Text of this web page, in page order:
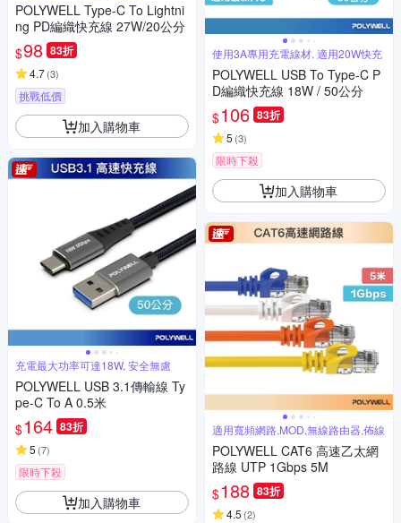
POLYWELL Type-C To Lightni
ng PD編織快充線 27W/20公分
$98 83折
4.7(3)
挑戰低價
加入購物車
充電最大功率可達18W, 安全無慮
POLYWELL USB 3.1傳輸線 Ty
pe-C To A 0.5米
$164 83折
5 (7)
限時下殺
加入購物車
使用3A專用充電線材, 適用20W快充
POLYWELL USB To Type-C P
D編織快充線 18W / 50公分
$106 83折
5 (3)
限時下殺
加入購物車
適用寬頻網路,MOD,無線路由器,佈線
POLYWELL CAT6 高速乙太網
路線 UTP 1Gbps 5M
$188 83折
4.5 (2)